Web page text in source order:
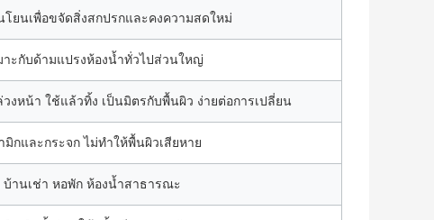
ยนเพื่อขจัดสิ่งสกปรกและคงความสดใหม่
ะกับด้ามแปรงห้องน้ำทั่วไปส่วนใหญ่
งหน้า ใช้แล้วทิ้ง เป็นมิตรกับพื้นผิว ง่ายต่อการเปลี่ยน
กและกระจก ไม่ทำให้พื้นผิวเสียหาย
านเช่า หอพัก ห้องน้ำสาธารณะ